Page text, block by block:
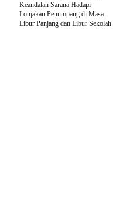
Keandalan Sarana Hadapi
Lonjakan Penumpang di Masa
Libur Panjang dan Libur Sekolah